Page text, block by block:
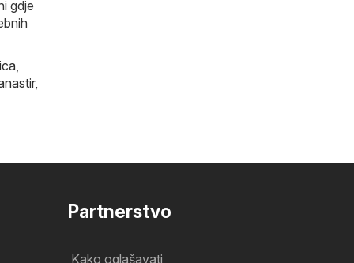
gdje
,
,
Partnerstvo
Kako oglašavati